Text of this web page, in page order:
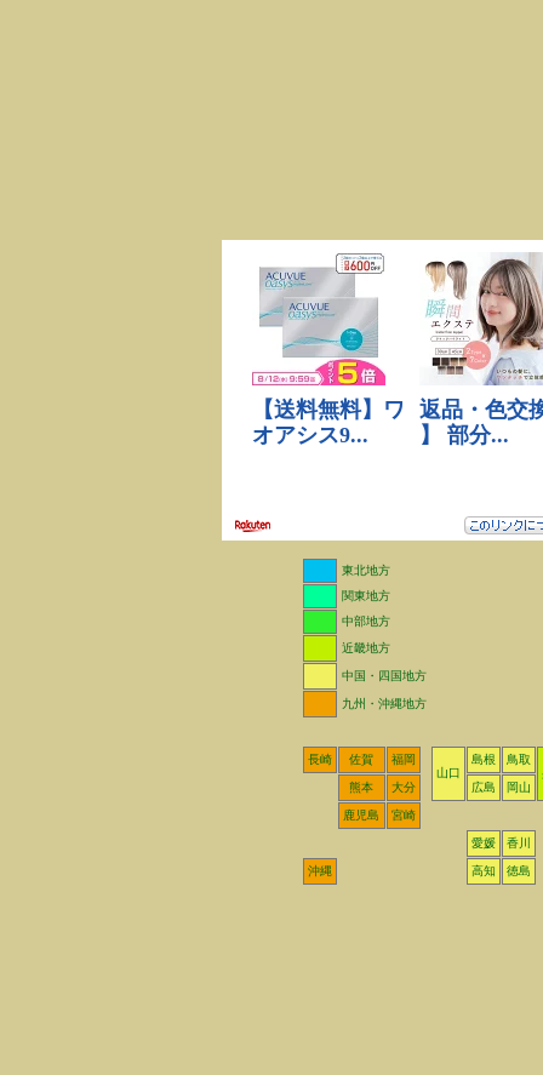
東北地方
関東地方
中部地方
近畿地方
中国・四国地方
九州・沖縄地方
長崎 佐賀
福岡
山口
島根
鳥取
熊本
大分 広島 岡山
鹿児島 宮崎
愛媛 香川
沖縄 高知 徳島